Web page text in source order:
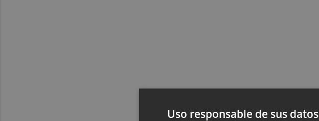
Uso responsable de sus datos